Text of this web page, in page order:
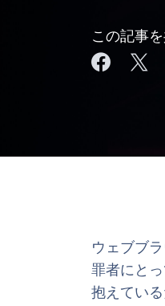
この記事
ウェブブ
罪者にと
抱えてい